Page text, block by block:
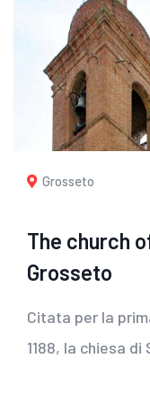
Grosseto
The church
Grosseto
Citata per la
1188, la chiesa